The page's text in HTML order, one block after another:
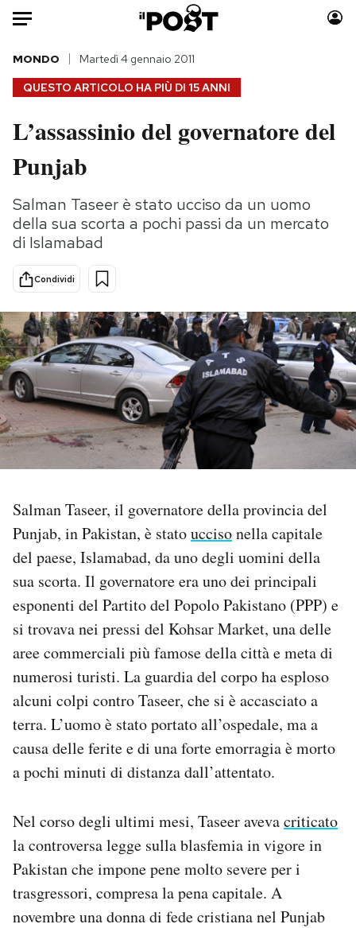
Auto
HOME
Italia
Politica
Tecnologia
Internet
Scienza
Cultura
Economia
Sport
Moda
Storie/Idee
Ok Boomer!
Mondiali calcio 2026
PODCAST
NEWSLETTER
SHOP
CALENDARIO
AREA PERSONALE
Area Personale
Newsletter
Notifiche mobile
Regala il Post
Hai bisogno di aiuto?
QUESTO ARTICOLO HA PIÙ DI 15 ANNI
MONDO Martedì 4 gennaio 2011
L’assassinio del governatore del
Punjab
Salman Taseer è stato ucciso da un uomo
della sua scorta a pochi passi da un mercato
di Islamabad
Condividi
Salman Taseer, il governatore della provincia del
Punjab, in Pakistan, è statouccisonella capitale
del paese, Islamabad, da uno degli uomini della
sua scorta. Il governatore era uno dei principali
esponenti del Partito del Popolo Pakistano (PPP) e
si trovava nei pressi del Kohsar Market, una delle
aree commerciali più famose della città e meta di
numerosi turisti. La guardia del corpo ha esploso
alcuni colpi contro Taseer, che si è accasciato a
terra. L’uomo è stato portato all’ospedale, ma a
causa delle ferite e di una forte emorragia è morto
a pochi minuti di distanza dall’attentato.
Nel corso degli ultimi mesi, Taseer avevacriticato
la controversa legge sulla blasfemia in vigore in
Pakistan che impone pene molto severe per i
trasgressori, compresa la pena capitale. A
novembre una donna di fede cristiana nel Punjab